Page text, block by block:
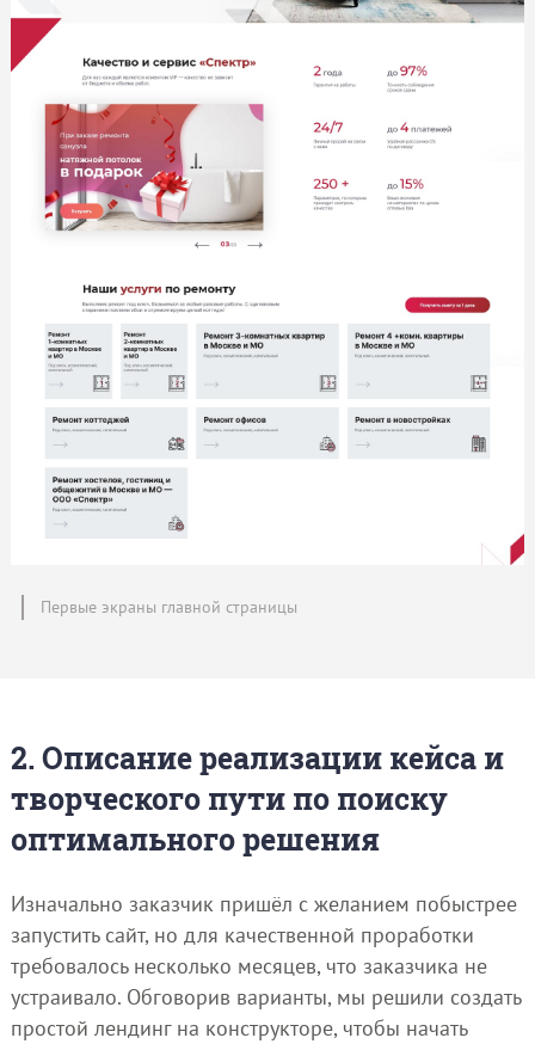
Первые экраны главной страницы
2. Описание реализации кейса и
творческого пути по поиску
оптимального решения
Изначально заказчик пришёл с желанием побыстрее
запустить сайт, но для качественной проработки
требовалось несколько месяцев, что заказчика не
устраивало. Обговорив варианты, мы решили создать
простой лендинг на конструкторе, чтобы начать